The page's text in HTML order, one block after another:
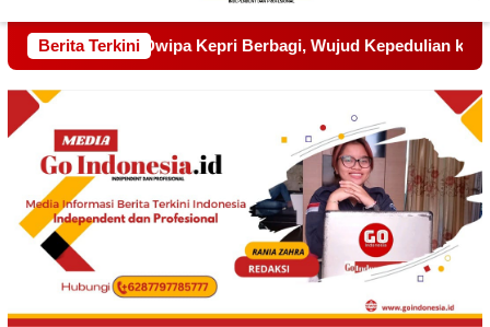
Mobile
Berita Terkini
Kepedulian kepada Pondok Tahfidz Yatim dan Dhuafa Al-